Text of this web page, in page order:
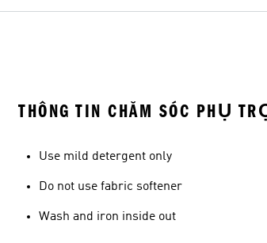
THÔNG TIN CHĂM SÓC PHỤ
Use mild detergent only
Do not use fabric softener
Wash and iron inside out